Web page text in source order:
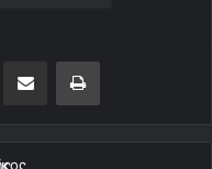
Κοινοποίηση μέσω ηλεκτρονικού ταχυδρομείουΕκτύπωση